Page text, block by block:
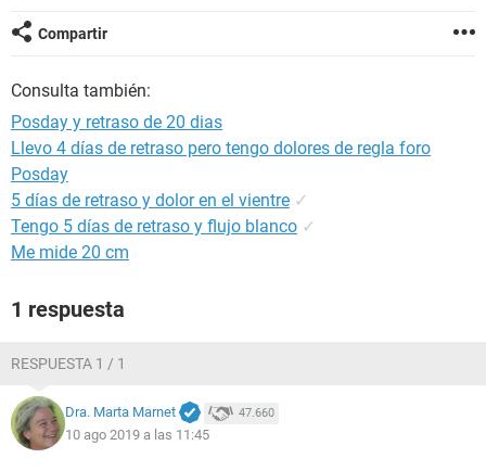
Compartir
Consulta también:
Posday y retraso de 20 dias
Llevo 4 días de retraso pero tengo dolores de regla foro
Posday
5 días de retraso y dolor en el vientre ✓
Tengo 5 días de retraso y flujo blanco ✓
Me mide 20 cm
1 respuesta
RESPUESTA 1 / 1
Dra. Marta Marnet 47.660
10 ago 2019 a las 11:45